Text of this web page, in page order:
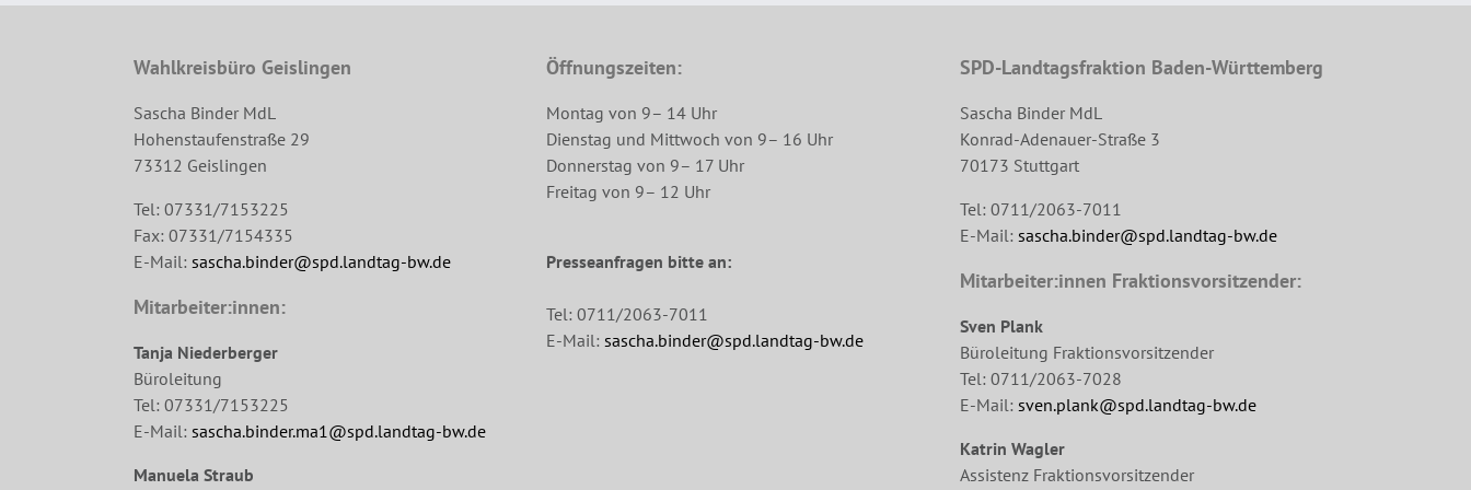
Wahlkreisbüro Geislingen
Sascha Binder MdL
Hohenstaufenstraße 29
73312 Geislingen
Tel: 07331/7153225
Fax: 07331/7154335
E-Mail: sascha.binder@spd.landtag-bw.de
Mitarbeiter:innen:
Tanja Niederberger
Büroleitung
Tel: 07331/7153225
E-Mail: sascha.binder.ma1@spd.landtag-bw.de
Manuela Straub
Öffnungszeiten:
Montag von 9– 14 Uhr
Dienstag und Mittwoch von 9– 16 Uhr
Donnerstag von 9– 17 Uhr
Freitag von 9– 12 Uhr
Presseanfragen bitte an:
Tel: 0711/2063-7011
E-Mail: sascha.binder@spd.landtag-bw.de
SPD-Landtagsfraktion Baden-Württemberg
Sascha Binder MdL
Konrad-Adenauer-Straße 3
70173 Stuttgart
Tel: 0711/2063-7011
E-Mail: sascha.binder@spd.landtag-bw.de
Mitarbeiter:innen Fraktionsvorsitzender:
Sven Plank
Büroleitung Fraktionsvorsitzender
Tel: 0711/2063-7028
E-Mail: sven.plank@spd.landtag-bw.de
Katrin Wagler
Assistenz Fraktionsvorsitzender